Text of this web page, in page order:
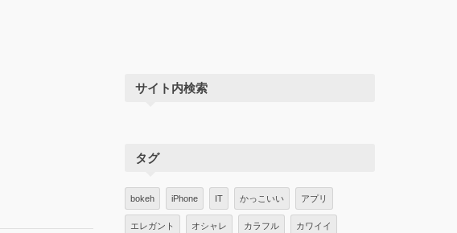
サイト内検索
タグ
bokeh iPhone IT かっこいい アプリ
エレガント オシャレ カラフル カワイイ